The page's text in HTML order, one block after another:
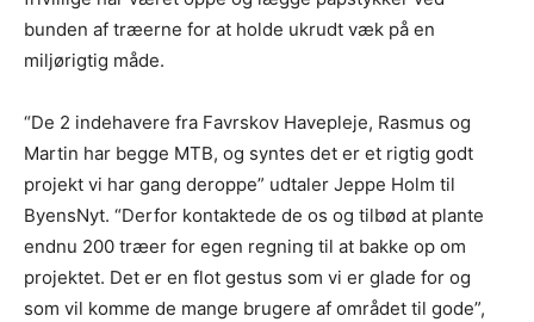
bunden af træerne for at holde ukrudt væk på en
miljørigtig måde.
“De 2 indehavere fra Favrskov Havepleje, Rasmus og
Martin har begge MTB, og syntes det er et rigtig godt
projekt vi har gang deroppe” udtaler Jeppe Holm til
ByensNyt. “Derfor kontaktede de os og tilbød at plante
endnu 200 træer for egen regning til at bakke op om
projektet. Det er en flot gestus som vi er glade for og
som vil komme de mange brugere af området til gode”,